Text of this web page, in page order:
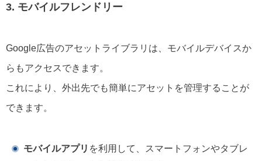
3. モバイルフレンドリー
Google広告のアセットライブラリは、モバイルデバイスか
らもアクセスできます。
これにより、外出先でも簡単にアセットを管理することが
できます。
モバイルアプリ を利用して、スマートフォンやタブレ